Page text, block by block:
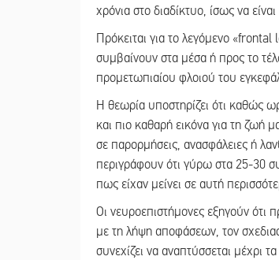
χρόνια στο διαδίκτυο, ίσως να
Πρόκειται για το λεγόμενο
συμβαίνουν στα μέσα ή προς το
προμετωπιαίου φλοιού του
Η θεωρία υποστηρίζει ότι καθώς
και πιο καθαρή εικόνα για τη ζωή
σε παρορμήσεις, ανασφάλειες ή
περιγράφουν ότι γύρω στα 25-30
πως είχαν μείνει σε αυτή
Οι νευροεπιστήμονες εξηγούν ότι
με τη λήψη αποφάσεων, τον
συνεχίζει να αναπτύσσεται μέχρι